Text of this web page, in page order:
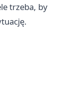
trzeba, by